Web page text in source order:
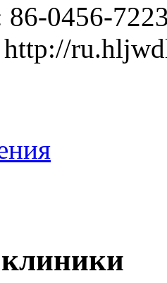
86-0456-
http://